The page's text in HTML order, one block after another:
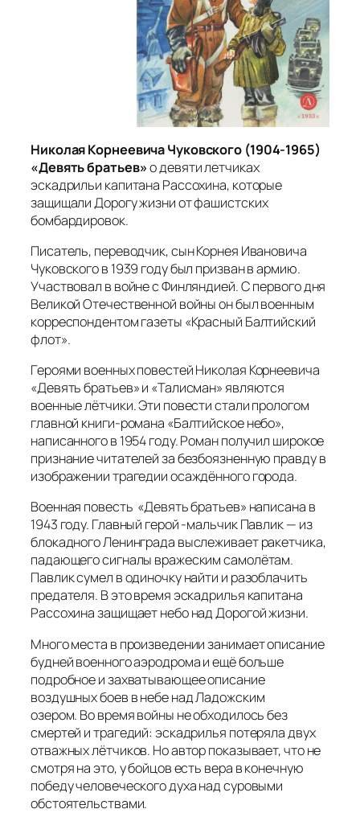
Николая Корнеевича Чуковского (1904-1965)
«Девять братьев»о девяти летчиках
эскадрильи капитана Рассохина, которые
защищали Дорогу жизни от фашистских
бомбардировок.
Писатель, переводчик, сын Корнея Ивановича
Чуковского в 1939 году был призван в армию.
Участвовал в войне с Финляндией. С первого дня
Великой Отечественной войны он был военным
корреспондентом газеты «Красный Балтийский
флот».
Героями военных повестей Николая Корнеевича
«Девять братьев» и «Талисман» являются
военные лётчики. Эти повести стали прологом
главной книги-романа «Балтийское небо»,
написанного в 1954 году. Роман получил широкое
признание читателей за безбоязненную правду в
изображении трагедии осаждённого города.
Военная повесть «Девять братьев» написана в
1943 году. Главный герой -мальчик Павлик — из
блокадного Ленинграда выслеживает ракетчика,
падающего сигналы вражеским самолётам.
Павлик сумел в одиночку найти и разоблачить
предателя. В это время эскадрилья капитана
Рассохина защищает небо над Дорогой жизни.
Много места в произведении занимает описание
будней военного аэродрома и ещё больше
подробное и захватывающее описание
воздушных боев в небе над Ладожским
озером. Во время войны не обходилось без
смертей и трагедий: эскадрилья потеряла двух
отважных лётчиков. Но автор показывает, что не
смотря на это, у бойцов есть вера в конечную
победу человеческого духа над суровыми
обстоятельствами.